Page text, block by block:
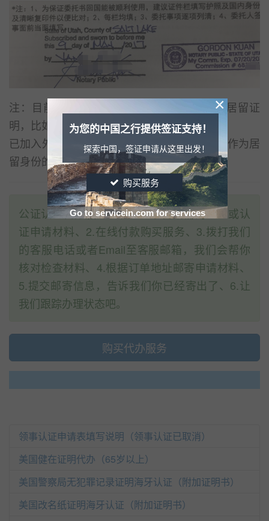
注：目前为中国国籍的，需要提供在当地的居留证
明，比如绿卡、枫叶卡、H1B等。
已加入外国国籍的，提供外国护照复印件即可作为居
留身份的证明。
公证认证代办服务流程：1.准备所需的公证或认
证申请材料、2.在线付款购买服务、3.拨打我们
的客服电话或者Email至客服邮箱，我们会帮你
核对检查材料、4.根据订单地址邮寄申请材料、
5.提交邮寄信息，告诉我们你已经寄出了、6.让
我们跟踪办理状态吧。
购买代办服务
领事认证申请表填写说明（领事认证已取消）
美国健在证明代办（65岁以上）
美国警察局无犯罪记录证明海牙认证（附加证明书）
美国改名纸证明海牙认证（附加证明书）
为您的中国之行提供签证支持！
探索中国，签证申请从这里出发！
×
购买服务
Go to servicein.com for services